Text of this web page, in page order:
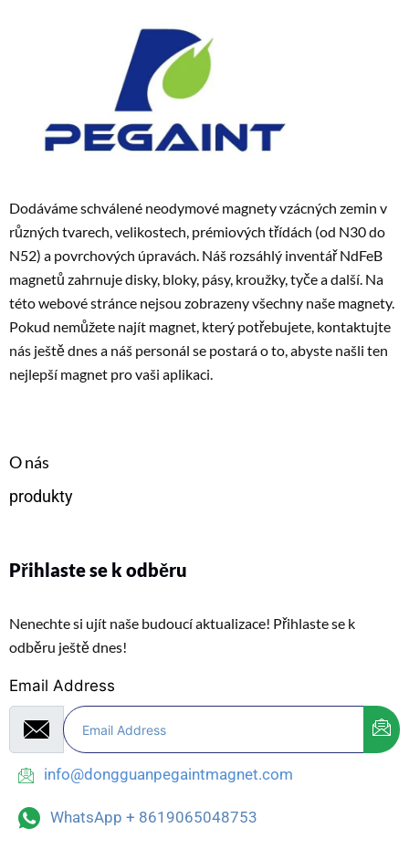
Dodáváme schválené neodymové magnety vzácných zemin v
různých tvarech, velikostech, prémiových třídách (od N30 do
N52) a povrchových úpravách. Náš rozsáhlý inventář NdFeB
magnetů zahrnuje disky, bloky, pásy, kroužky, tyče a další. Na
této webové stránce nejsou zobrazeny všechny naše magnety.
Pokud nemůžete najít magnet, který potřebujete, kontaktujte
nás ještě dnes a náš personál se postará o to, abyste našli ten
nejlepší magnet pro vaši aplikaci.
O nás
produkty
Přihlaste se k odběru
Nenechte si ujít naše budoucí aktualizace! Přihlaste se k
odběru ještě dnes!
Email Address
info@dongguanpegaintmagnet.com
WhatsApp + 8619065048753